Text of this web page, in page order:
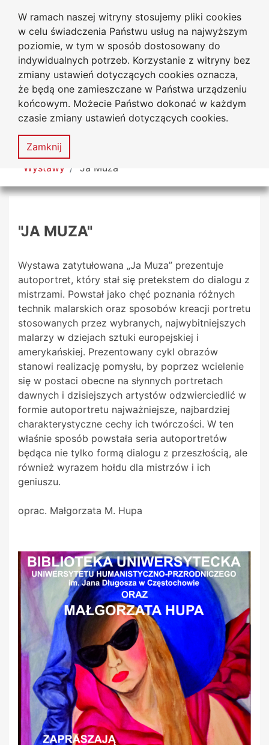
W ramach naszej witryny stosujemy pliki cookies
w celu świadczenia Państwu usług na najwyższym
poziomie, w tym w sposób dostosowany do
indywidualnych potrzeb. Korzystanie z witryny bez
zmiany ustawień dotyczących cookies oznacza,
że będą one zamieszczane w Państwa urządzeniu
końcowym. Możecie Państwo dokonać w każdym
czasie zmiany ustawień dotyczących cookies.
Zamknij
Przejdź do głównego menu
Przejdź do treści
Przejdź do wyszukiwarki
Przejdź do mapy serwisu
Biblioteka Uniwersytecka
Uniwersytetu Jana Długosza
w Częstochowie
Deklaracja
dostępności
Mapa
serwisu
MENU
Tutaj jesteś
Wystawy "Ja Muza"
"JA MUZA"
Wystawa zatytułowana „Ja Muza” prezentuje
autoportret, który stał się pretekstem do dialogu z
mistrzami. Powstał jako chęć poznania różnych
technik malarskich oraz sposobów kreacji portretu
stosowanych przez wybranych, najwybitniejszych
malarzy w dziejach sztuki europejskiej i
amerykańskiej. Prezentowany cykl obrazów
stanowi realizację pomysłu, by poprzez wcielenie
się w postaci obecne na słynnych portretach
dawnych i dzisiejszych artystów odzwierciedlić w
formie autoportretu najważniejsze, najbardziej
charakterystyczne cechy ich twórczości. W ten
właśnie sposób powstała seria autoportretów
będąca nie tylko formą dialogu z przeszłością, ale
również wyrazem hołdu dla mistrzów i ich
geniuszu.
oprac. Małgorzata M. Hupa